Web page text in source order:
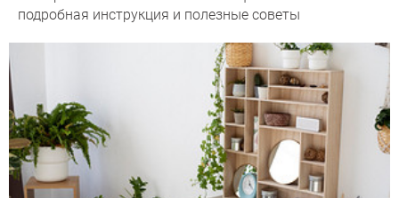
подробная инструкция и полезные советы